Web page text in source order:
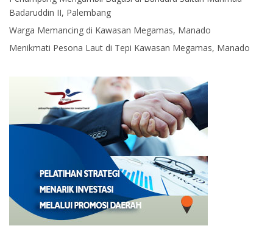
Badaruddin II, Palembang
Warga Memancing di Kawasan Megamas, Manado
Menikmati Pesona Laut di Tepi Kawasan Megamas, Manado